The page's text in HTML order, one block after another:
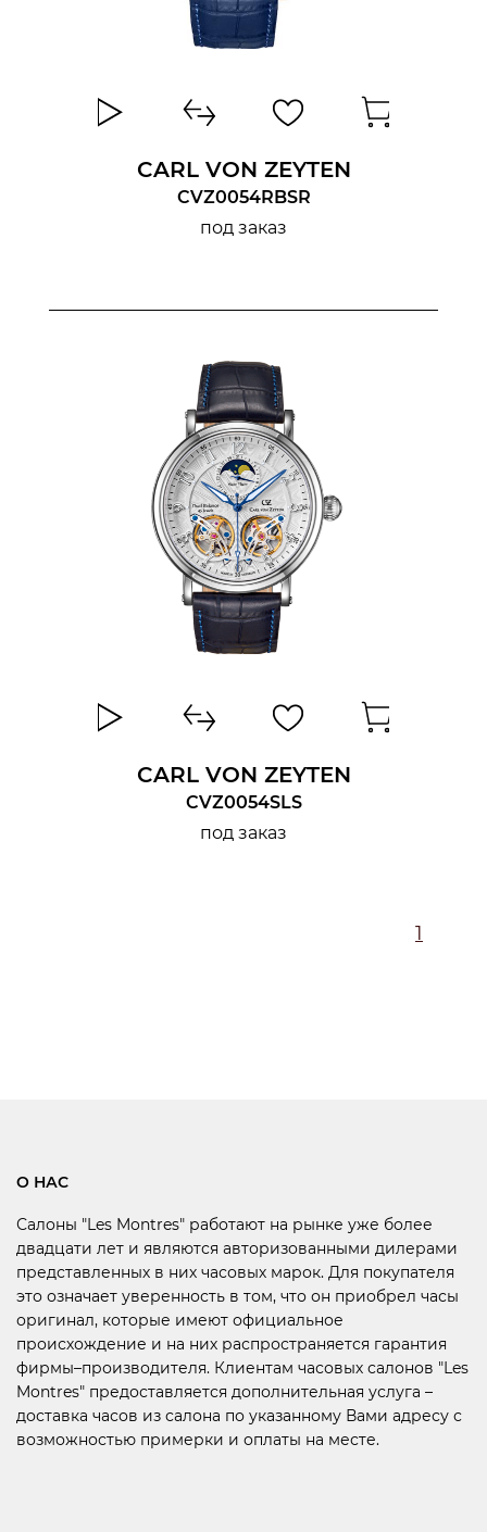
CARL VON ZEYTEN
CVZ0054RBSR
под заказ
CARL VON ZEYTEN
CVZ0054SLS
под заказ
1
О НАС
Салоны "Les Montres" работают на рынке уже более
двадцати лет и являются авторизованными дилерами
представленных в них часовых марок. Для покупателя
это означает уверенность в том, что он приобрел часы
оригинал, которые имеют официальное
происхождение и на них распространяется гарантия
фирмы–производителя. Клиентам часовых салонов "Les
Montres" предоставляется дополнительная услуга –
доставка часов из салона по указанному Вами адресу с
возможностью примерки и оплаты на месте.